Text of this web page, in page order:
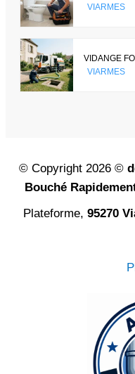
VIARMES
VIDANGE
VIARMES
© Copyright 2026 ©
Bouché
Plateforme, 95270